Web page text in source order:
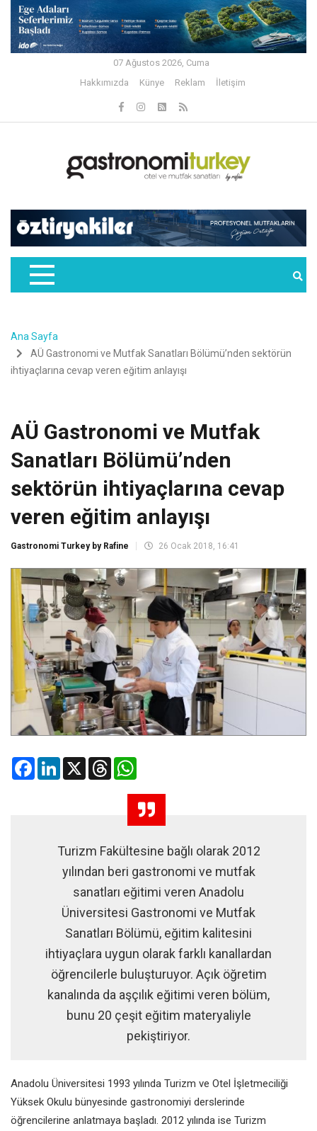
07 Ağustos 2026, Cuma
Hakkımızda
Künye Reklam İletişim
Ana Sayfa
AÜ Gastronomi ve Mutfak Sanatları Bölümü’nden sektörün
ihtiyaçlarına cevap veren eğitim anlayışı
AÜ Gastronomi ve Mutfak
Sanatları Bölümü’nden
sektörün ihtiyaçlarına cevap
veren eğitim anlayışı
Gastronomi Turkey by Rafine 26 Ocak 2018, 16:41
FacebookLinkedIn
X Threads
Turizm Fakültesine bağlı olarak 2012
yılından beri gastronomi ve mutfak
sanatları eğitimi veren Anadolu
Üniversitesi Gastronomi ve Mutfak
Sanatları Bölümü, eğitim kalitesini
ihtiyaçlara uygun olarak farklı kanallardan
öğrencilerle buluşturuyor. Açık öğretim
kanalında da aşçılık eğitimi veren bölüm,
bunu 20 çeşit eğitim materyaliyle
pekiştiriyor.
Anadolu Üniversitesi 1993 yılında Turizm ve Otel İşletmeciliği
Yüksek Okulu bünyesinde gastronomiyi derslerinde
öğrencilerine anlatmaya başladı. 2012 yılında ise Turizm